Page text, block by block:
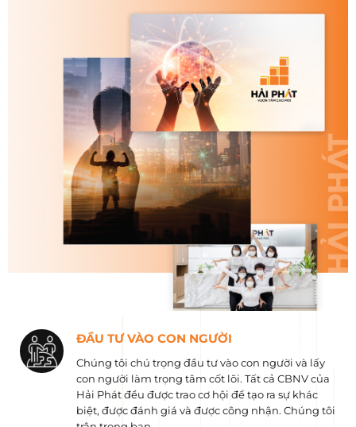
ĐẦU TƯ VÀO CON NGƯỜI
Chúng tôi chú trọng đầu tư vào con người và lấy
con người làm trọng tâm cốt lõi. Tất cả CBNV của
Hải Phát đều được trao cơ hội để tạo ra sự khác
biệt, được đánh giá và được công nhận. Chúng tôi